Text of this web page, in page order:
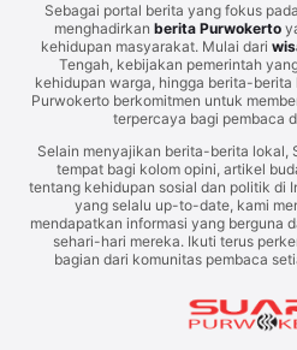
Sebagai portal berita yang fokus
menghadirkan berita Purwokerto
kehidupan masyarakat. Mulai dari
Tengah, kebijakan pemerintah
kehidupan warga, hingga berita-berita
Purwokerto berkomitmen untuk
terpercaya bagi pembaca
Selain menyajikan berita-berita lokal,
tempat bagi kolom opini, artikel
tentang kehidupan sosial dan politik di
yang selalu up-to-date, kami
mendapatkan informasi yang berguna
sehari-hari mereka. Ikuti terus
bagian dari komunitas pembaca